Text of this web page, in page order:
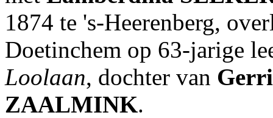
1874 te 's-Heerenberg,
Doetinchem op 63-jarige
Loolaan, dochter van
ZAALMINK.